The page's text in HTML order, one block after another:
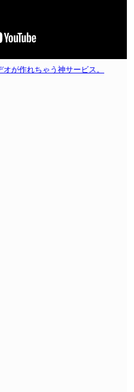
が作れちゃう神サービス。